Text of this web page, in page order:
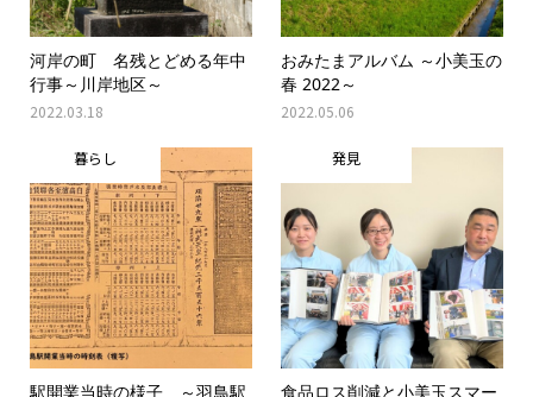
河岸の町 名残とどめる年中
行事～川岸地区～
2022.03.18
おみたまアルバム ～小美玉の
春 2022～
2022.05.06
暮らし
駅開業当時の様子 ～羽鳥駅
発見
食品ロス削減と小美玉スマー